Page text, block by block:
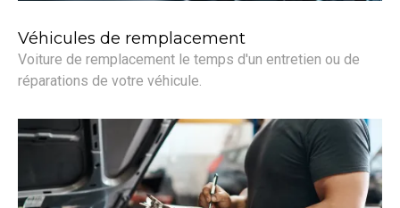
Véhicules de remplacement
Voiture de remplacement le temps d'un entretien ou de
réparations de votre véhicule.